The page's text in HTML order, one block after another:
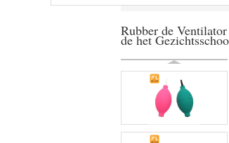
Rubber de
de het